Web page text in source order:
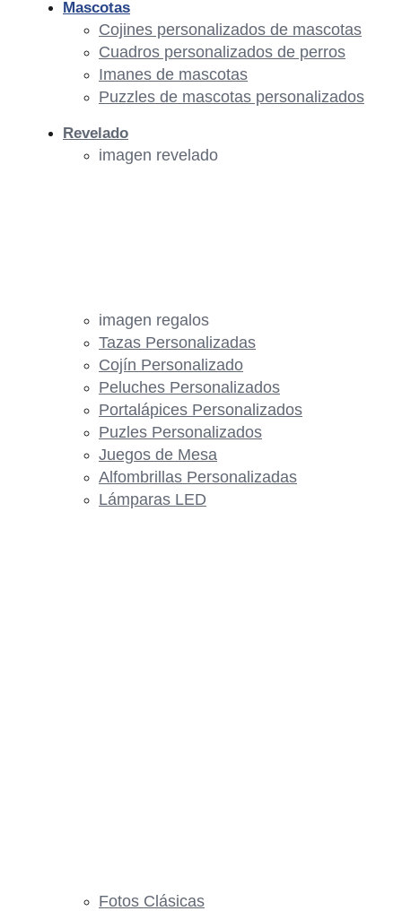
imagen regalos
Tazas Personalizadas
Cojín Personalizado
Peluches Personalizados
Portalápices Personalizados
Puzles Personalizados
Juegos de Mesa
Alfombrillas Personalizadas
Lámparas LED
Mascotas
Cojines personalizados de mascotas
Cuadros personalizados de perros
Imanes de mascotas
Puzzles de mascotas personalizados
Revelado
imagen revelado
Fotos Clásicas